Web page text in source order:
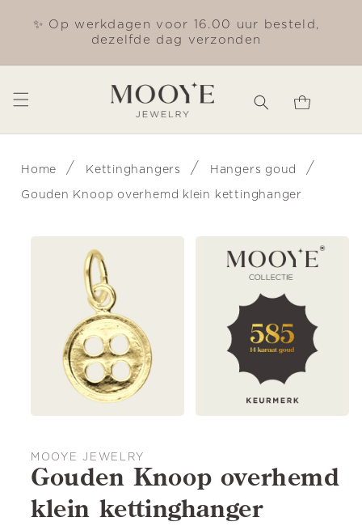
naar de
✨ Op werkdagen voor 16.00 uur besteld,
dezelfde dag verzonden
Winkelwagen
Home / Kettinghangers / Hangers goud /
Gouden Knoop overhemd klein kettinghanger
Ga direct naar
productinformatie
MOOYE JEWELRY
Gouden Knoop overhemd
klein kettinghanger